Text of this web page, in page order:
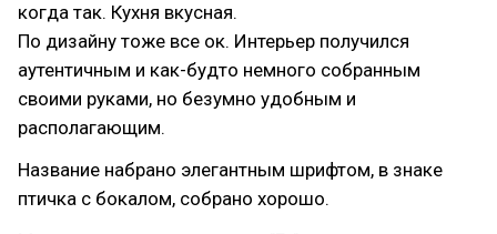
когда так. Кухня вкусная.
По дизайну тоже все ок. Интерьер получился
аутентичным и как-будто немного собранным
своими руками, но безумно удобным и
располагающим.
Название набрано элегантным шрифтом, в знаке
птичка с бокалом, собрано хорошо.